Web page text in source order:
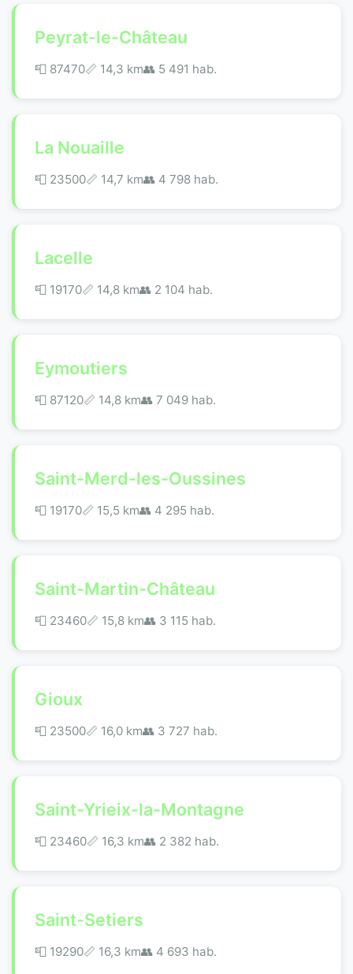
Peyrat-le-Château
📮 87470📏 14,3 km👥 5 491 hab.
La Nouaille
📮 23500📏 14,7 km👥 4 798 hab.
Lacelle
📮 19170📏 14,8 km👥 2 104 hab.
Eymoutiers
📮 87120📏 14,8 km👥 7 049 hab.
Saint-Merd-les-Oussines
📮 19170📏 15,5 km👥 4 295 hab.
Saint-Martin-Château
📮 23460📏 15,8 km👥 3 115 hab.
Gioux
📮 23500📏 16,0 km👥 3 727 hab.
Saint-Yrieix-la-Montagne
📮 23460📏 16,3 km👥 2 382 hab.
Saint-Setiers
📮 19290📏 16,3 km👥 4 693 hab.